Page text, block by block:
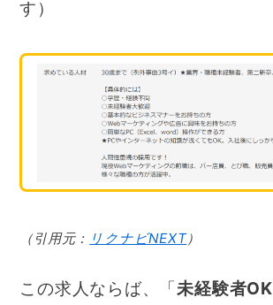
す）
（引用元： リクナビNEXT）
この求人ならば、「未経験者OK